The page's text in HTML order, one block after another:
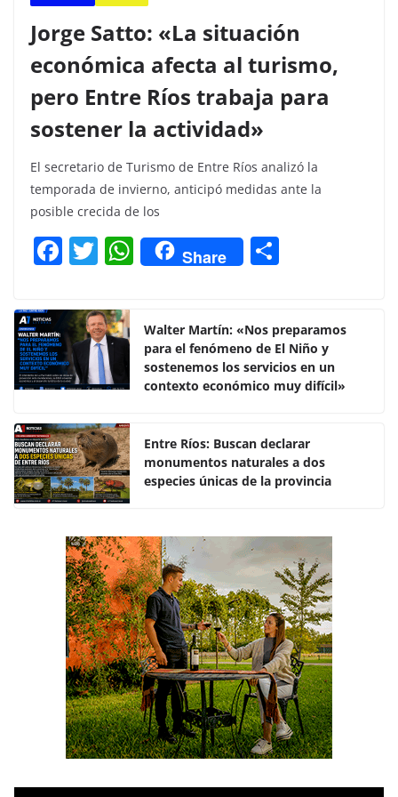
Jorge Satto: «La situación
económica afecta al turismo,
pero Entre Ríos trabaja para
sostener la actividad»
El secretario de Turismo de Entre Ríos analizó la
temporada de invierno, anticipó medidas ante la
posible crecida de los
F
c
e
b
o
o
k
T
itt
er
W
h
s
A
p
Share
p
ar
tir
Walter Martín: «Nos preparamos
para el fenómeno de El Niño y
sostenemos los servicios en un
contexto económico muy difícil»
Entre Ríos: Buscan declarar
monumentos naturales a dos
especies únicas de la provincia